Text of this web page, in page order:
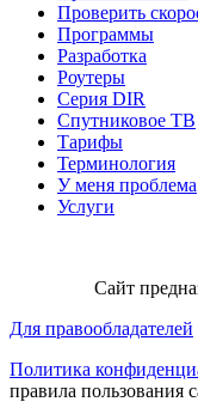
Проверить
Программы
Разработка
Роутеры
Серия DIR
Спутниковое ТВ
Тарифы
Терминология
У меня проблема
Услуги
Сайт
Для правообладателей
Политика
правила пользования